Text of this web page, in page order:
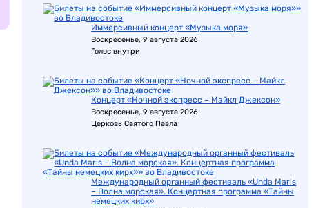
Иммерсивный концерт «Музыка моря»
Воскресенье, 9 августа 2026
Голос внутри
Концерт «Ночной экспресс – Майкл Джексон»
Воскресенье, 9 августа 2026
Церковь Святого Павла
Международный органный фестиваль «Unda Maris
– Волна морская». Концертная программа «Тайны
немецких кирх»